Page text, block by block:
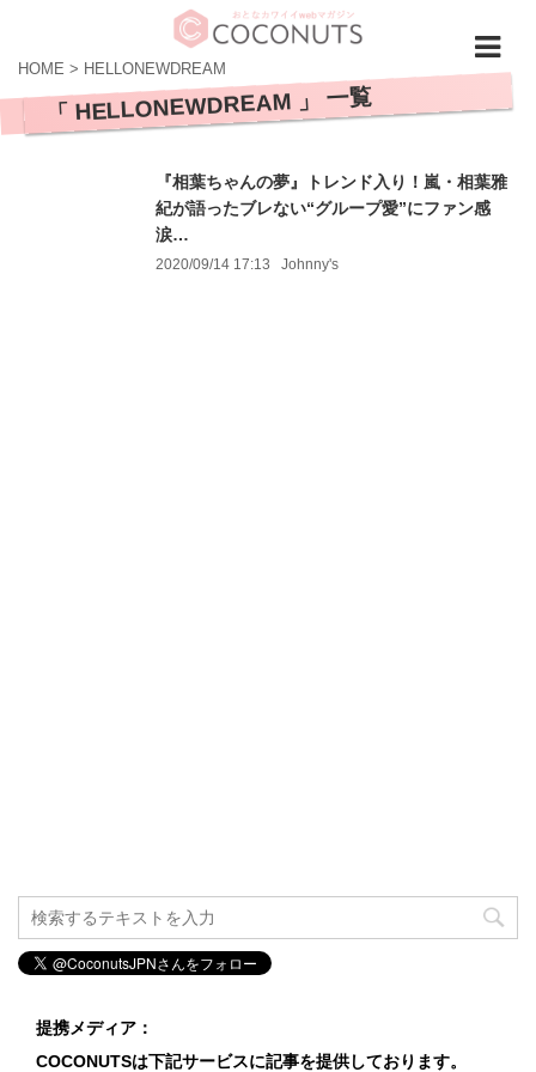
HOME > HELLONEWDREAM
「 HELLONEWDREAM 」 一覧
『相葉ちゃんの夢』トレンド入り！嵐・相葉雅
紀が語ったブレない“グループ愛”にファン感
涙…
2020/09/14 17:13 Johnny's
提携メディア：
COCONUTSは下記サービスに記事を提供しております。